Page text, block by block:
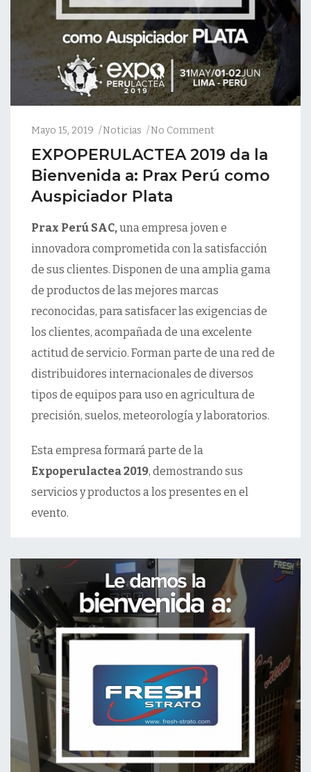
Mayo 15, 2019 Noticias No Comment
EXPOPERULACTEA 2019 da la
Bienvenida a: Prax Perú como
Auspiciador Plata
Prax Perú SAC,una empresa joven e
innovadora comprometida con la satisfacción
de sus clientes. Disponen de una amplia gama
de productos de las mejores marcas
reconocidas, para satisfacer las exigencias de
los clientes, acompañada de una excelente
actitud de servicio. Forman parte de una red de
distribuidores internacionales de diversos
tipos de equipos para uso en agricultura de
precisión, suelos, meteorología y laboratorios.
Esta empresa formará parte de la
Expoperulactea 2019, demostrando sus
servicios y productos a los presentes en el
evento.